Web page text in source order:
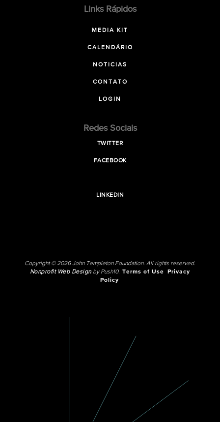
Links Rápidos
MEDIA KIT
CALENDÁRIO
NOTICIAS
CONTATO
LOGIN
Redes Sociais
TWITTER
FACEBOOK
LINKEDIN
Copyright © 2026 John Templeton Foundation. All rights reserved.
Nonprofit Web Designby Push10. Terms of Use
Privacy
Policy